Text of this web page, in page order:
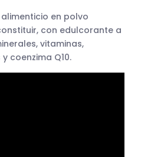
precios:
desde
44,00€
hasta
46,00€
en polvo
con edulcorante a
vitaminas,
coenzima Q10.